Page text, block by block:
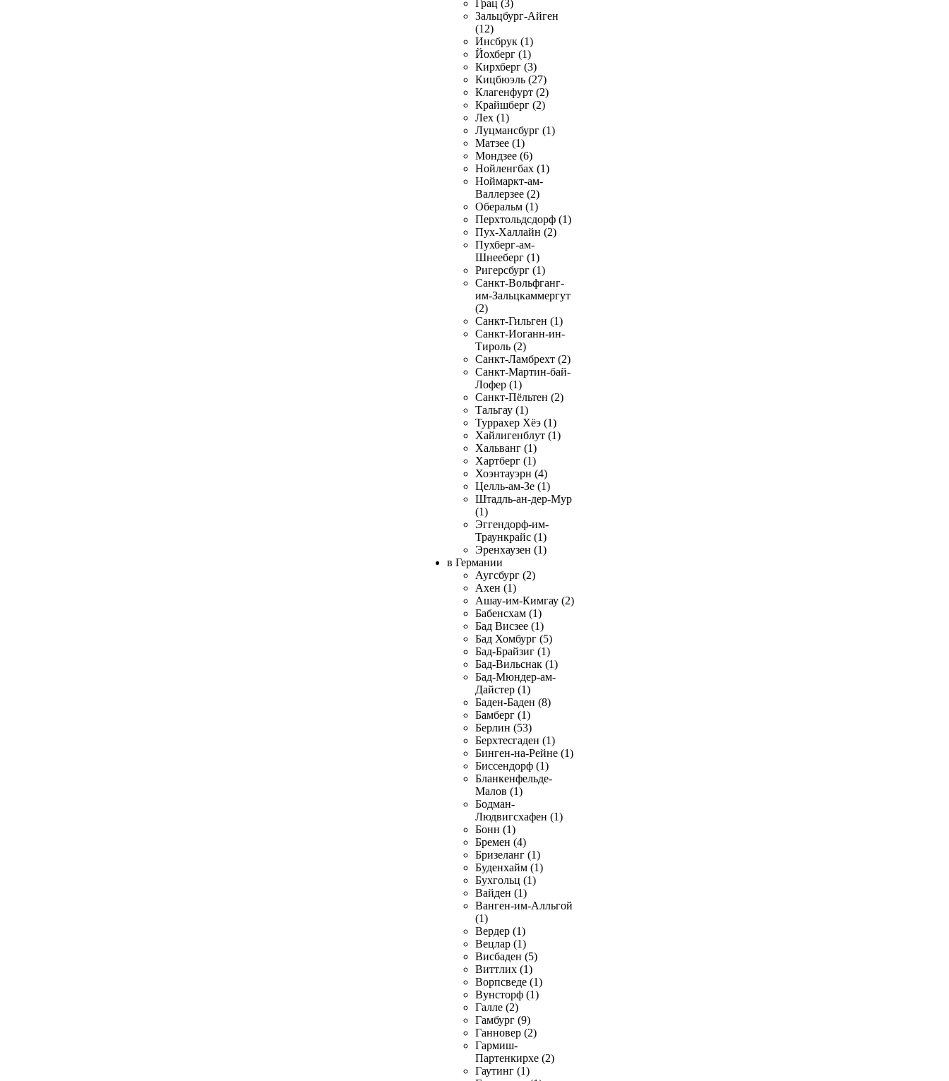
Грац (3)
Зальцбург-Айген
(12)
Инсбрук (1)
Йохберг (1)
Кирхберг (3)
Кицбюэль (27)
Клагенфурт (2)
Крайшберг (2)
Лех (1)
Луцмансбург (1)
Матзее (1)
Мондзее (6)
Нойленгбах (1)
Ноймаркт-ам-
Валлерзее (2)
Оберальм (1)
Перхтольдсдорф (1)
Пух-Халлайн (2)
Пухберг-ам-
Шнееберг (1)
Ригерсбург (1)
Санкт-Вольфганг-
им-Зальцкаммергут
(2)
Санкт-Гильген (1)
Санкт-Иоганн-ин-
Тироль (2)
Санкт-Ламбрехт (2)
Санкт-Мартин-бай-
Лофер (1)
Санкт-Пёльтен (2)
Тальгау (1)
Туррахер Хёэ (1)
Хайлигенблут (1)
Хальванг (1)
Хартберг (1)
Хоэнтауэрн (4)
Целль-ам-Зе (1)
Штадль-ан-дер-Мур
(1)
Эггендорф-им-
Траункрайс (1)
Эренхаузен (1)
в Германии
Аугсбург (2)
Ахен (1)
Ашау-им-Кимгау (2)
Бабенсхам (1)
Бад Висзее (1)
Бад Хомбург (5)
Бад-Брайзиг (1)
Бад-Вильснак (1)
Бад-Мюндер-ам-
Дайстер (1)
Баден-Баден (8)
Бамберг (1)
Берлин (53)
Берхтесгаден (1)
Бинген-на-Рейне (1)
Биссендорф (1)
Бланкенфельде-
Малов (1)
Бодман-
Людвигсхафен (1)
Бонн (1)
Бремен (4)
Бризеланг (1)
Буденхайм (1)
Бухгольц (1)
Вайден (1)
Ванген-им-Алльгой
(1)
Вердер (1)
Вецлар (1)
Висбаден (5)
Виттлих (1)
Ворпсведе (1)
Вунсторф (1)
Галле (2)
Гамбург (9)
Ганновер (2)
Гармиш-
Партенкирхе (2)
Гаутинг (1)